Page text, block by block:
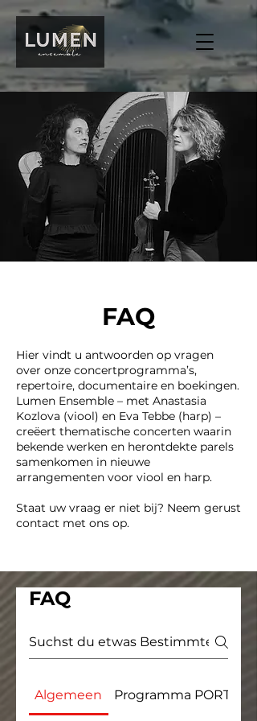
FAQ
Hier vindt u antwoorden op vragen
over onze concertprogramma’s,
repertoire, documentaire en boekingen.
Lumen Ensemble – met Anastasia
Kozlova (viool) en Eva Tebbe (harp) –
creëert thematische concerten waarin
bekende werken en herontdekte parels
samenkomen in nieuwe
arrangementen voor viool en harp.
Staat uw vraag er niet bij? Neem gerust
contact met ons op.
FAQ
Algemeen Programma